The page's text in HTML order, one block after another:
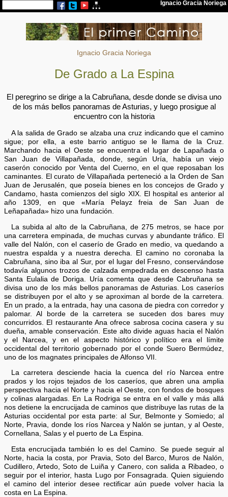
Ignacio Gracia Noriega
De Grado a La Espina
El peregrino se dirige a la Cabruñana, desde donde se divisa uno
de los más bellos panoramas de Asturias, y luego prosigue al
encuentro con la historia
A la salida de Grado se alzaba una cruz indicando que el camino
sigue; por ella, a este barrio antiguo se le llama de la Cruz.
Marchando hacia el Oeste se encuentra el lugar de Lapañada o
San Juan de Villapañada, donde, según Uría, había un viejo
caserón conocido por Venta del Cuerno, en el que reposaban los
caminantes. El curato de Villapañada perteneció a la Orden de San
Juan de Jerusalén, que poseía bienes en los concejos de Grado y
Candamo, hasta comienzos del siglo XIX. El hospital es anterior al
año 1309, en que «María Pelayz freia de San Juan de
Leñapañada» hizo una fundación.
La subida al alto de la Cabruñana, de 275 metros, se hace por
una carretera empinada, de muchas curvas y abundante tráfico. El
valle del Nalón, con el caserío de Grado en medio, va quedando a
nuestra espalda y a nuestra derecha. El camino no coronaba la
Cabruñana, sino iba al Sur, por el lugar del Fresno, conservándose
todavía algunos trozos de calzada empedrada en descenso hasta
Santa Eulalia de Doriga. Uría comenta que desde Cabruñana se
divisa uno de los más bellos panoramas de Asturias. Los caseríos
se distribuyen por el alto y se aproximan al borde de la carretera.
En un prado, a la entrada, hay una casona de piedra con corredor y
palomar. Al borde de la carretera se suceden dos bares muy
concurridos. El restaurante Ana ofrece sabrosa cocina casera y su
dueña, amable conservación. Este alto divide aguas hacia el Nalón
y el Narcea, y en el aspecto histórico y político era el límite
occidental del territorio gobernado por el conde Suero Bermúdez,
uno de los magnates principales de Alfonso VII.
La carretera desciende hacia la cuenca del río Narcea entre
prados y los rojos tejados de los caseríos, que abren una amplia
perspectiva hacia el Norte y hacia el Oeste, con fondos de bosques
y colinas alargadas. En La Rodriga se entra en el valle y más allá
nos detiene la encrucijada de caminos que distribuye las rutas de la
Asturias occidental por esta parte: al Sur, Belmonte y Somiedo; al
Norte, Pravia, donde los ríos Narcea y Nalón se juntan, y al Oeste,
Cornellana, Salas y el puerto de La Espina.
Esta encrucijada también lo es del Camino. Se puede seguir al
Norte, hacia la costa, por Pravia, Soto del Barco, Muros de Nalón,
Cudillero, Artedo, Soto de Luiña y Canero, con salida a Ribadeo, o
seguir por el interior, hasta Lugo por Fonsagrada. Quien siguiendo
el camino del interior desee rectificar aún puede volver hacia la
costa en La Espina.